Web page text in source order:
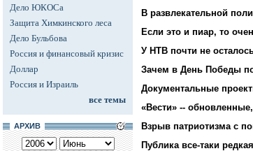
Дело ЮКОСа
Защита Химкинского леса
Дело Бульбова
Россия и финансовый кризис
Доллар
Россия и Израиль
все темы
АРХИВ
В развлекательной
Если это и пиар, то
У НТВ почти не
Зачем в День Победы
Документальные
«Вести» --
Взрыв патриотизма с
Публика все-таки